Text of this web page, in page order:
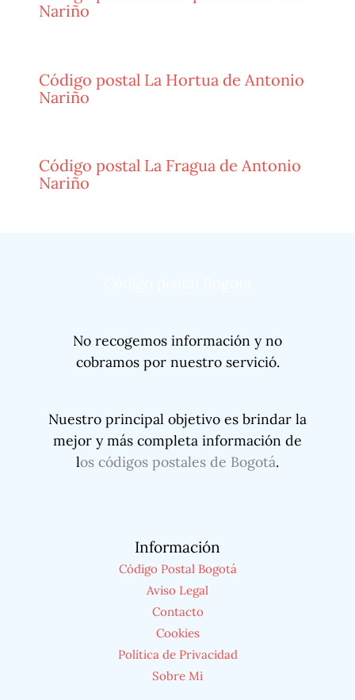
Nariño
Código postal La Hortua de Antonio
Nariño
Código postal La Fragua de Antonio
Nariño
No recogemos información y no
cobramos por nuestro servició.
Nuestro principal objetivo es brindar la
mejor y más completa información de
los códigos postales de Bogotá.
Información
Código Postal Bogotá
Aviso Legal
Contacto
Cookies
Política de Privacidad
Sobre Mi